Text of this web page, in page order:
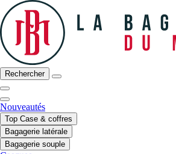
Rechercher
Nouveautés
Top Case & coffres
Bagagerie latérale
Bagagerie souple